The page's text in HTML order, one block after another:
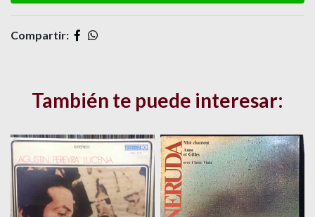
Compartir:
También te puede interesar: